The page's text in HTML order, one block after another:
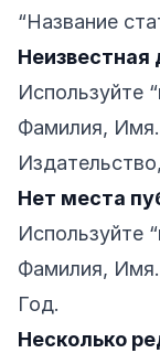
“Название
Неизвестная
Используйте
Фамилия, Имя.
Нет места
Используйте
Фамилия, Имя.
Год.
Несколько